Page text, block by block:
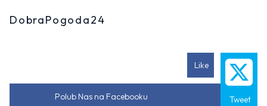
DobraPogoda24
Like
Tweet
Polub Nas na Facebooku